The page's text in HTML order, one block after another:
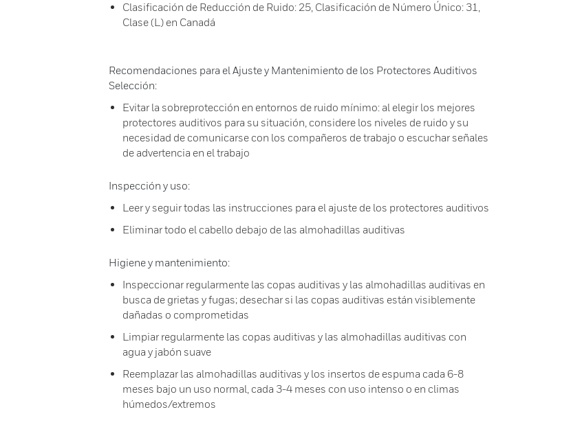
Clasificación de Reducción de Ruido: 25, Clasificación de Número Único: 31,
Clase (L) en Canadá
Recomendaciones para el Ajuste y Mantenimiento de los Protectores Auditivos
Selección:
Evitar la sobreprotección en entornos de ruido mínimo: al elegir los mejores
protectores auditivos para su situación, considere los niveles de ruido y su
necesidad de comunicarse con los compañeros de trabajo o escuchar señales
de advertencia en el trabajo
Inspección y uso:
Leer y seguir todas las instrucciones para el ajuste de los protectores auditivos
Eliminar todo el cabello debajo de las almohadillas auditivas
Higiene y mantenimiento:
Inspeccionar regularmente las copas auditivas y las almohadillas auditivas en
busca de grietas y fugas; desechar si las copas auditivas están visiblemente
dañadas o comprometidas
Limpiar regularmente las copas auditivas y las almohadillas auditivas con
agua y jabón suave
Reemplazar las almohadillas auditivas y los insertos de espuma cada 6-8
meses bajo un uso normal, cada 3-4 meses con uso intenso o en climas
húmedos/extremos